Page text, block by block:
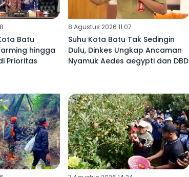
Batu
hingga
Prioritas
8 Agustus 2026 11:07
Suhu Kota Batu Tak Sedingin
Dulu, Dinkes Ungkap Ancaman
Nyamuk Aedes aegypti dan DBD